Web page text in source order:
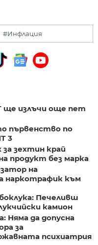
#Инфлация
ще излъчи още пет
първенство по
3
за зехтин край
продукт без марка
на
наркотрафик към
Печеливш
камион
Няма да допусна
за
психиатрия